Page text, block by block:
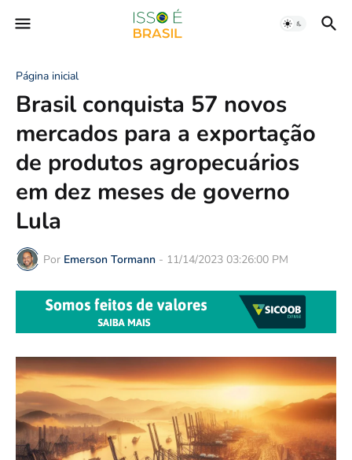
Página inicial
Brasil conquista 57 novos
mercados para a exportação
de produtos agropecuários
em dez meses de governo
Lula
Por Emerson Tormann - 11/14/2023 03:26:00 PM